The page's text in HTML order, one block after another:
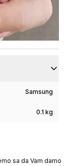
Samsung
0.1 kg
sa da Vam damo